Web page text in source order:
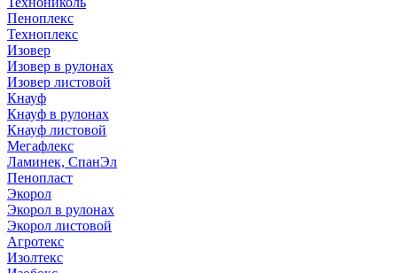
Пеноплекс
Техноплекс
Изовер
Изовер в рулонах
Изовер листовой
Кнауф
Кнауф в рулонах
Кнауф листовой
Мегафлекс
Ламинек, СпанЭл
Пенопласт
Экорол
Экорол в рулонах
Экорол листовой
Агротекс
Изолтекс